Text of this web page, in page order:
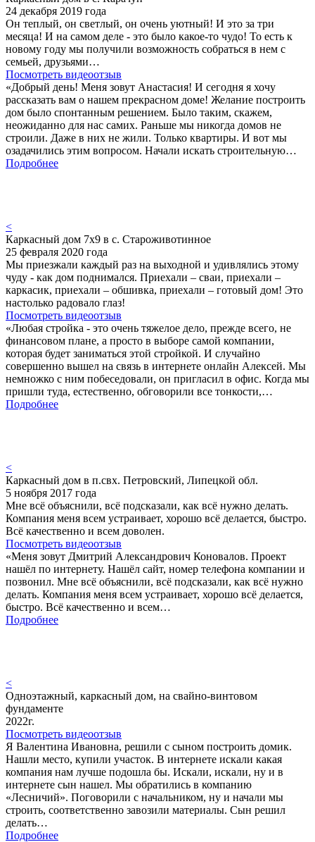
24 декабря 2019 года
Он теплый, он светлый, он очень уютный! И это за три
месяца! И на самом деле - это было какое-то чудо! То есть к
новому году мы получили возможность собраться в нем с
семьей, друзьями…
Посмотреть видеоотзыв
«Добрый день! Меня зовут Анастасия! И сегодня я хочу
рассказать вам о нашем прекрасном доме! Желание построить
дом было спонтанным решением. Было таким, скажем,
неожиданно для нас самих. Раньше мы никогда домов не
строили. Даже в них не жили. Только квартиры. И вот мы
озадачились этим вопросом. Начали искать строительную…
Подробнее
<
Каркасный дом 7х9 в с. Староживотинное
25 февраля 2020 года
Мы приезжали каждый раз на выходной и удивлялись этому
чуду - как дом поднимался. Приехали – сваи, приехали –
каркасик, приехали – обшивка, приехали – готовый дом! Это
настолько радовало глаз!
Посмотреть видеоотзыв
«Любая стройка - это очень тяжелое дело, прежде всего, не
финансовом плане, а просто в выборе самой компании,
которая будет заниматься этой стройкой. И случайно
совершенно вышел на связь в интернете онлайн Алексей. Мы
немножко с ним побеседовали, он пригласил в офис. Когда мы
пришли туда, естественно, обговорили все тонкости,…
Подробнее
<
Каркасный дом в п.свх. Петровский, Липецкой обл.
5 ноября 2017 года
Мне всё объяснили, всё подсказали, как всё нужно делать.
Компания меня всем устраивает, хорошо всё делается, быстро.
Всё качественно и всем доволен.
Посмотреть видеоотзыв
«Меня зовут Дмитрий Александрович Коновалов. Проект
нашёл по интернету. Нашёл сайт, номер телефона компании и
позвонил. Мне всё объяснили, всё подсказали, как всё нужно
делать. Компания меня всем устраивает, хорошо всё делается,
быстро. Всё качественно и всем…
Подробнее
<
Одноэтажный, каркасный дом, на свайно-винтовом
фундаменте
2022г.
Посмотреть видеоотзыв
Я Валентина Ивановна, решили с сыном построить домик.
Нашли место, купили участок. В интернете искали какая
компания нам лучше подошла бы. Искали, искали, ну и в
интернете сын нашел. Мы обратились в компанию
«Лесничий». Поговорили с начальником, ну и начали мы
строить, соответственно завозили материалы. Сын решил
делать…
Подробнее